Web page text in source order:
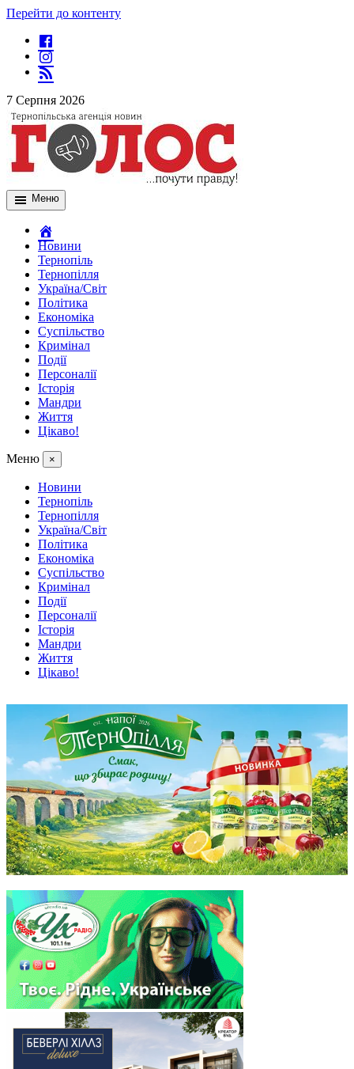
Перейти до контенту
7 Серпня 2026
Меню
Новини
Тернопіль
Тернопілля
Україна/Світ
Політика
Економіка
Суспільство
Кримінал
Події
Персоналії
Історія
Мандри
Життя
Цікаво!
Меню ×
Новини
Тернопіль
Тернопілля
Україна/Світ
Політика
Економіка
Суспільство
Кримінал
Події
Персоналії
Історія
Мандри
Життя
Цікаво!